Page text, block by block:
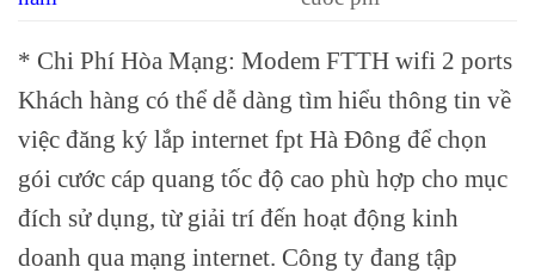
* Chi Phí Hòa Mạng: Modem FTTH wifi 2 ports
Khách hàng có thể dễ dàng tìm hiểu thông tin về
việc đăng ký lắp internet fpt Hà Đông để chọn
gói cước cáp quang tốc độ cao phù hợp cho mục
đích sử dụng, từ giải trí đến hoạt động kinh
doanh qua mạng internet. Công ty đang tập